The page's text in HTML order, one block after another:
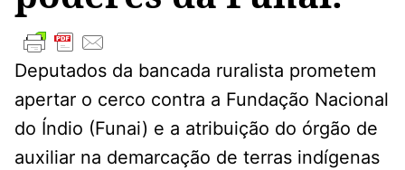
Deputados da bancada ruralista prometem
apertar o cerco contra a Fundação Nacional
do Índio (Funai) e a atribuição do órgão de
auxiliar na demarcação de terras indígenas